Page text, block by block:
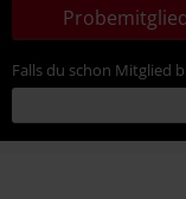
Falls du schon Mitglied